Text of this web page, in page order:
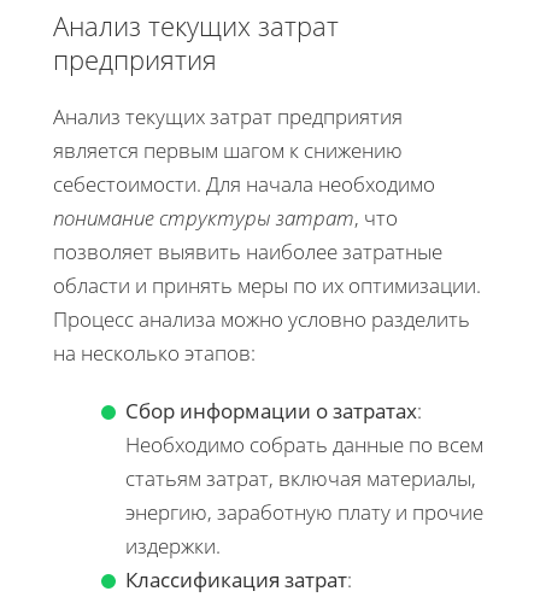
Анализ текущих затрат
предприятия
Анализ текущих затрат предприятия
является первым шагом к снижению
себестоимости. Для начала необходимо
понимание структуры затрат, что
позволяет выявить наиболее затратные
области и принять меры по их оптимизации.
Процесс анализа можно условно разделить
на несколько этапов:
Сбор информации о затратах:
Необходимо собрать данные по всем
статьям затрат, включая материалы,
энергию, заработную плату и прочие
издержки.
Классификация затрат: